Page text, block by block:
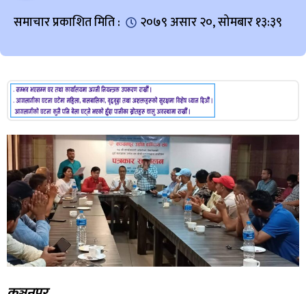
समाचार प्रकाशित मिति : २०७९ असार २०, सोमबार १३:३९